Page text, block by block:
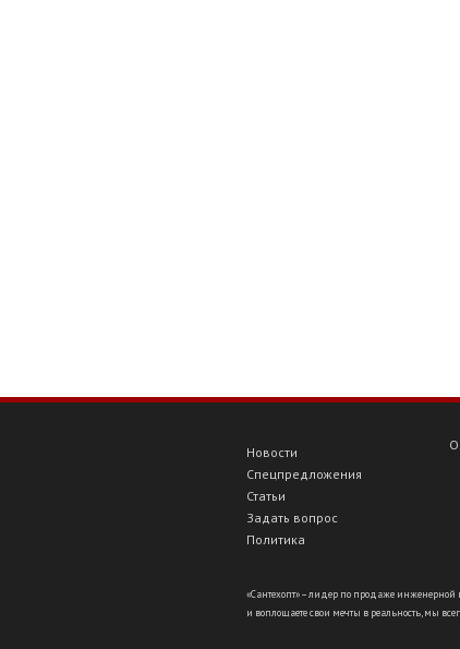
Новости
Спецпредложения
Статьи
Задать вопрос
Политика
«Сантехопт» – лидер по продаже инженерной
и воплощаете свои мечты в реальность, мы